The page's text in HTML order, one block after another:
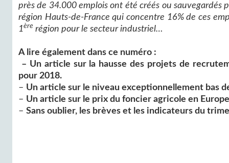
près de 34.000 emplois ont été créés ou
région Hauts-de-France qui concentre 16% de ces
1ère région pour le secteur industriel…
A lire également dans ce numéro :
– Un article sur la hausse des projets de
pour 2018.
– Un article sur le niveau exceptionnellement bas
– Un article sur le prix du foncier agricole en
– Sans oublier, les brèves et les indicateurs du